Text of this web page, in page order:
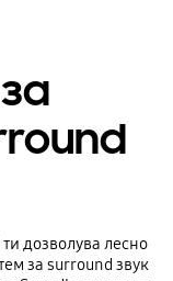
дозволува лесно
за surround звук